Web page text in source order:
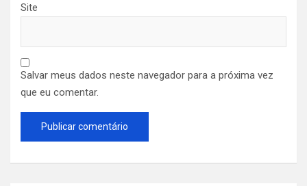
Site
Salvar meus dados neste navegador para a próxima vez
que eu comentar.